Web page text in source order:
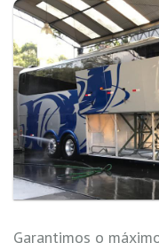
Garantimos o